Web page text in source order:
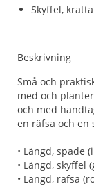
Skyffel,
Beskrivning
Små och
med och
och med
en räfsa och en
• Längd, spade
• Längd, skyffel
• Längd, räfsa